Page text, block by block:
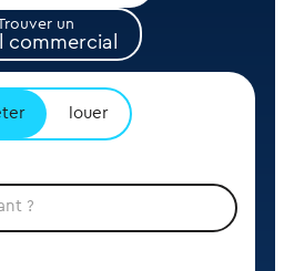
un
commercial
louer